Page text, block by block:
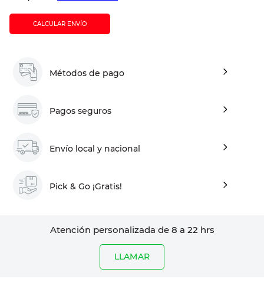
CALCULAR ENVÍO
Métodos de pago
Pagos seguros
Envío local y nacional
Pick & Go ¡Gratis!
Atención personalizada de 8 a 22 hrs
LLAMAR